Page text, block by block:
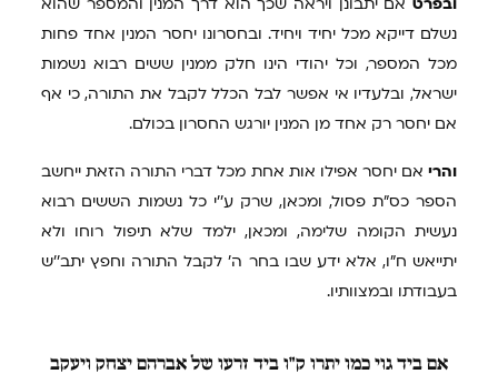
נשלם דייקא מכל יחיד ויחיד. ובחסרונו יחסר המנין אחד פחות
מכל המספר, וכל יהודי הינו חלק ממנין ששים רבוא נשמות
ישראל, ובלעדיו אי אפשר לבל הכלל לקבל את התורה, כי אף
אם יחסר רק אחד מן המנין יורגש החסרון בכולם.
והרי אם יחסר אפילו אות אחת מכל דברי התורה הזאת ייחשב
הספר כס"ת פסול, ומכאן, שרק ע''י כל נשמות הששים רבוא
נעשית הקומה שלימה, ומכאן, ילמד שלא תיפול רוחו ולא
יתייאש ח"ו, אלא ידע שבו בחר ה' לקבל התורה וחפץ יתב''ש
בעבודתו ובמצוותיו.
אם ביד גוי כמו יתרו ק"ו ביד זרעו של אברהם יצחק ויעקב